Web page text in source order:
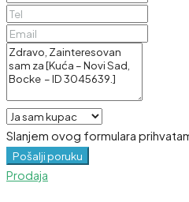
Slanjem ovog formulara
Pošalji poruku
Prodaja